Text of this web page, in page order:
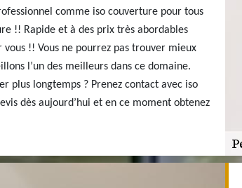
comme iso couverture pour tous
!! Rapide et à des prix très abordables
!! Vous ne pourrez pas trouver mieux
l’un des meilleurs dans ce domaine.
plus longtemps ? Prenez contact avec iso
dès aujourd’hui et en ce moment obtenez